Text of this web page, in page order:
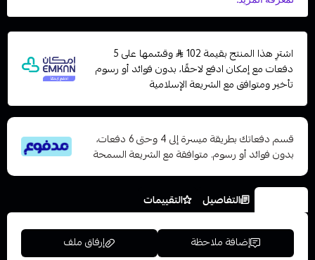
اشترِ هذا المنتج بقيمة 102
وقسّمها على 5
دفعات مع إمكان ادفع لاحقًا، بدون فوائد أو رسوم
تأخير ومتوافق مع الشريعة الإسلامية
قسم دفعاتك بطريقة ميسرة إلى 4 وحتى 6 دفعات،
بدون فوائد أو رسوم. متوافقة مع الشريعة السمحة
التفاصيل التقييمات
إضافة ملاحظة إرفاق ملف